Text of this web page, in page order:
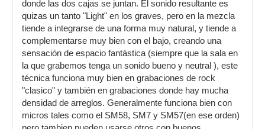
donde las dos cajas se juntan. El sonido resultante es
quizas un tanto "Light" en los graves, pero en la mezcla
tiende a integrarse de una forma muy natural, y tiende a
complementarse muy bien con el bajo, creando una
sensación de espacio fantástica (siempre que la sala en
la que grabemos tenga un sonido bueno y neutral ), este
técnica funciona muy bien en grabaciones de rock
"clasico" y también en grabaciones donde hay mucha
densidad de arreglos. Generalmente funciona bien con
micros tales como el SM58, SM7 y SM57(en ese orden)